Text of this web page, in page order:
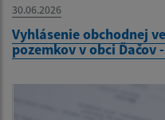
30.06.2026
Vyhlásenie obchodnej
pozemkov v obci Ďačov